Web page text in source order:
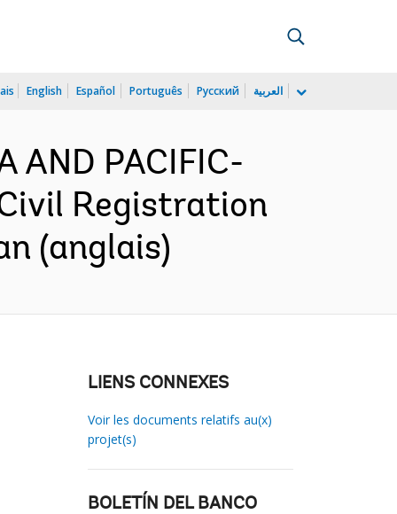
English Español Português Русский العربية
AND PACIFIC-
Registration
(anglais)
LIENS CONNEXES
Voir les documents relatifs au(x)
projet(s)
BOLETÍN DEL BANCO